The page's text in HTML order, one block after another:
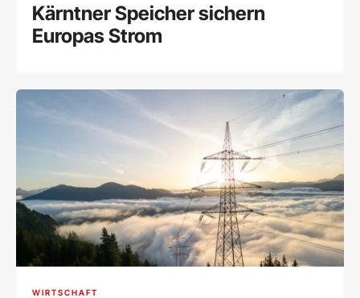
Kärntner Speicher sichern
Europas Strom
WIRTSCHAFT